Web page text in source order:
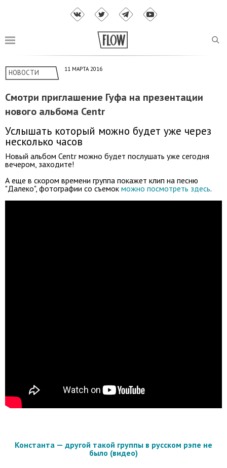
НОВОСТИ 11 МАРТА 2016
Смотри приглашение Гуфа на презентации
нового альбома Centr
Услышать который можно будет уже через
несколько часов
Новый альбом Centr можно будет послушать уже сегодня
вечером, заходите!
А еще в скором времени группа покажет клип на песню
"Далеко", фотографии со съемок можно посмотреть здесь.
Константа — другой такой группы в русском рэпе не
было (видео)